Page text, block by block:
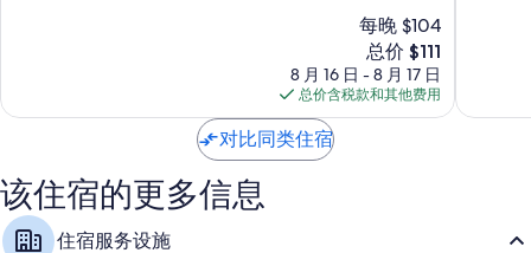
1,777
评
每晚 $104
新
价
格
$111
总价 $111
8 月 16 日 - 8 月 17 日
总价含税款和其他费用
1,400
对比同类住宿
该住宿的更多信息
住宿服务设施